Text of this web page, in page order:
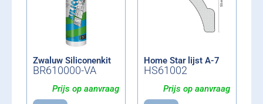
Zwaluw Siliconenkit
BR610000-VA
Prijs op aanvraag
Home Star lijst A-7
HS61002
Prijs op aanvraag